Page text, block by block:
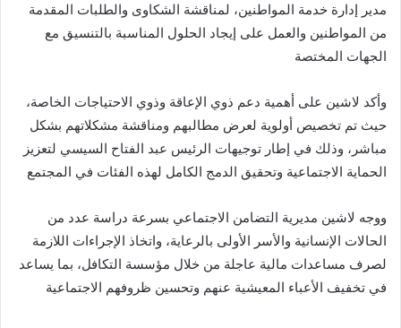
مدير إدارة خدمة المواطنين، لمناقشة الشكاوى والطلبات المقدمة
من المواطنين والعمل على إيجاد الحلول المناسبة بالتنسيق مع
الجهات المختصة
وأكد لاشين على أهمية دعم ذوي الإعاقة وذوي الاحتياجات الخاصة،
حيث تم تخصيص أولوية لعرض مطالبهم ومناقشة مشكلاتهم بشكل
مباشر، وذلك في إطار توجيهات الرئيس عبد الفتاح السيسي لتعزيز
الحماية الاجتماعية وتحقيق الدمج الكامل لهذه الفئات في المجتمع
ووجه لاشين مديرية التضامن الاجتماعي بسرعة دراسة عدد من
الحالات الإنسانية والأسر الأولى بالرعاية، واتخاذ الإجراءات اللازمة
لصرف مساعدات مالية عاجلة من خلال مؤسسة التكافل، بما يساعد
في تخفيف الأعباء المعيشية عنهم وتحسين ظروفهم الاجتماعية